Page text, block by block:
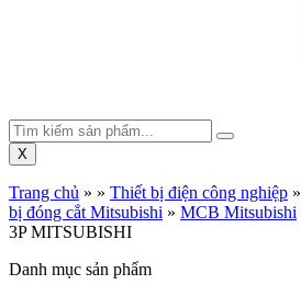
X
Trang chủ » » Thiết bị điện công nghiệp »
bị đóng cắt Mitsubishi » MCB Mitsubishi
3P MITSUBISHI
Danh mục sản phẩm